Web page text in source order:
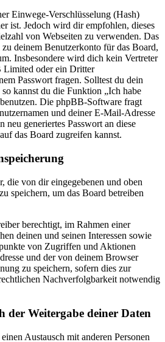
Einwege-Verschlüsselung (Hash)
ist. Jedoch wird dir empfohlen, dieses
von Webseiten zu verwenden. Das
deinem Benutzerkonto für das Board,
Insbesondere wird dich kein Vertreter
Limited oder ein Dritter
Passwort fragen. Solltest du dein
so kannst du die Funktion „Ich habe
Die phpBB-Software fragt
und deiner E-Mail-Adresse
neu generiertes Passwort an diese
das Board zugreifen kannst.
die von dir eingegebenen und oben
speichern, um das Board betreiben
berechtigt, im Rahmen einer
deinen und seinen Interessen sowie
von Zugriffen und Aktionen
und der von deinem Browser
zu speichern, sofern dies zur
Nachverfolgbarkeit notwendig
der Weitergabe deiner Daten
Austausch mit anderen Personen